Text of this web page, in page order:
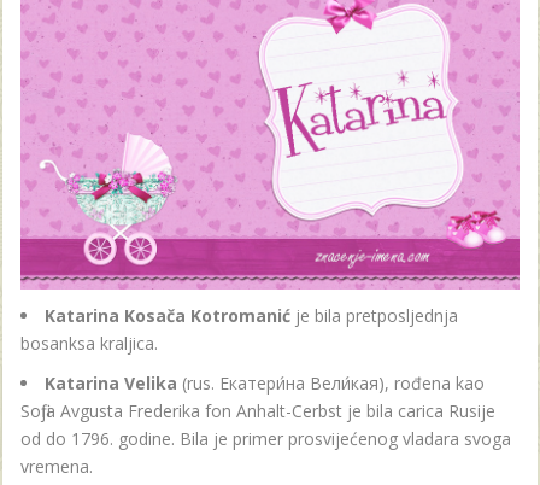
Katarina Kosača Kotromanić je bila pretposljednja
bosanksa kraljica.
Katarina Velika (rus. Екатери́на Вели́кая), rođena kao
Sofija Avgusta Frederika fon Anhalt-Cerbst je bila carica Rusije
od do 1796. godine. Bila je primer prosvijećenog vladara svoga
vremena.